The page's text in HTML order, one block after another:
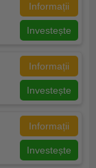
Informații
Investește
Informații
Investește
Informații
Investește